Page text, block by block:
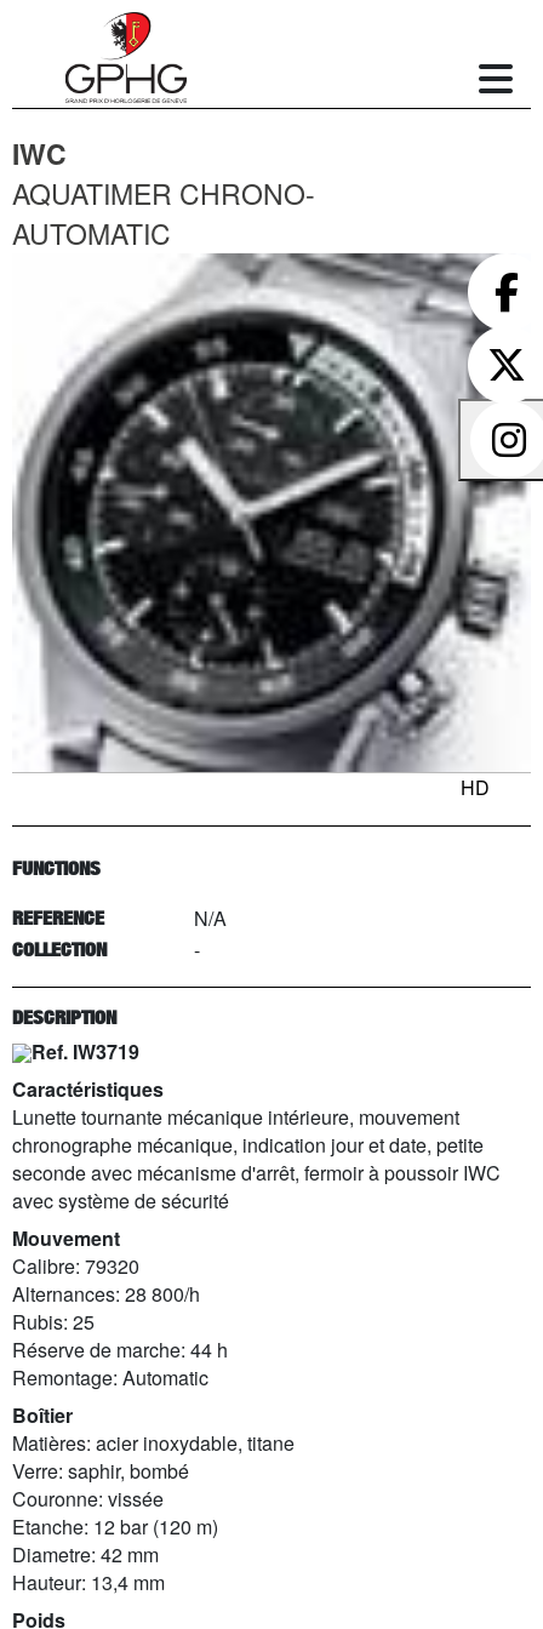
IWC
AQUATIMER CHRONO-
AUTOMATIC
HD
FUNCTIONS
REFERENCE N/A
COLLECTION -
DESCRIPTION
Ref. IW3719
Caractéristiques
Lunette tournante mécanique intérieure, mouvement
chronographe mécanique, indication jour et date, petite
seconde avec mécanisme d'arrêt, fermoir à poussoir IWC
avec système de sécurité
Mouvement
Calibre: 79320
Alternances: 28 800/h
Rubis: 25
Réserve de marche: 44 h
Remontage: Automatic
Boîtier
Matières: acier inoxydable, titane
Verre: saphir, bombé
Couronne: vissée
Etanche: 12 bar (120 m)
Diametre: 42 mm
Hauteur: 13,4 mm
Poids